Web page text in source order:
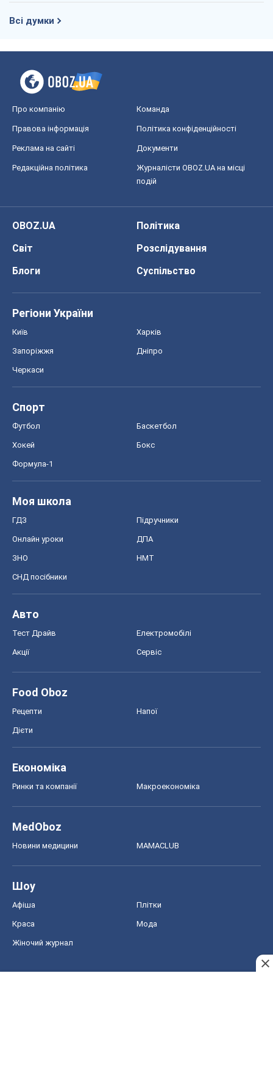
Всі думки
Про компанію Команда
Правова інформація Політика конфіденційності
Реклама на сайті Документи
Редакційна політика
Журналісти OBOZ.UA на місці
подій
OBOZ.UA
Політика
Світ
Розслідування
Блоги
Суспільство
Регіони України
Київ Харків
Запоріжжя Дніпро
Черкаси
Спорт
Футбол Баскетбол
Хокей Бокс
Формула-1
Моя школа
ГДЗ Підручники
Онлайн уроки ДПА
ЗНО НМТ
СНД посібники
Авто
Тест Драйв Електромобілі
Акції Сервіс
Food Oboz
Рецепти Напої
Дієти
Економіка
Ринки та компанії Макроекономіка
MedOboz
Новини медицини MAMACLUB
Шоу
Афіша Плітки
Краса Мода
Жіночий журнал